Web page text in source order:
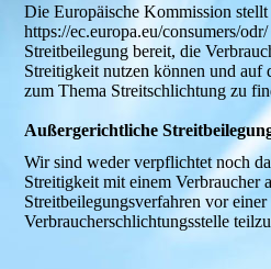
Die Europäische Kommission stellt
https://ec.europa.eu/consumers/
Streitbeilegung bereit, die
Streitigkeit nutzen können und auf
zum Thema Streitschlichtung zu
Außergerichtliche
Wir sind weder verpflichtet noch
Streitigkeit mit einem Verbraucher
Streitbeilegungsverfahren vor einer
Verbraucherschlichtungsstelle